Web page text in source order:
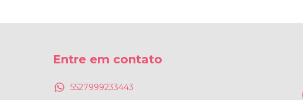
Entre em contato
5527999233443